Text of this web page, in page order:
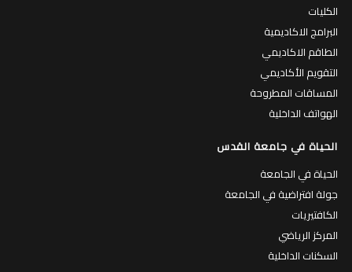
الكليات
البرامج الاكاديمية
الطاقم الاكاديمي
التقويم الأكاديمي
المساقات المطروحة
الهواتف الداخلية
الحياة في جامعة القدس
الحياة في الجامعة
جولة افتراضية في الجامعة
الكافتيريات
المركز الرياضي
السكنات الداخلية